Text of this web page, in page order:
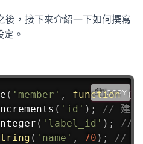
後，接下來介紹一下如何撰寫
定。
( 'member' , function (
( 'id' ) ;
// 建立
( 'label_id' ) ;
//
( 'name' , 70 ) ;
// 設
COPY